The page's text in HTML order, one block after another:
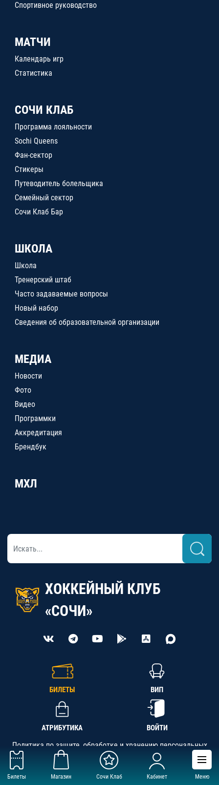
Билеты Магазин Сочи Клаб Кабинет Меню
Спортивное руководство
МАТЧИ
Календарь игр
Статистика
СОЧИ КЛАБ
Программа лояльности
Sochi Queens
Фан-сектор
Стикеры
Путеводитель болельщика
Семейный сектор
Сочи Клаб Бар
ШКОЛА
Школа
Тренерский штаб
Часто задаваемые вопросы
Новый набор
Сведения об образовательной организации
МЕДИА
Новости
Фото
Видео
Программки
Аккредитация
Брендбук
МХЛ
ХОККЕЙНЫЙ КЛУБ
«СОЧИ»
БИЛЕТЫ ВИП
АТРИБУТИКА ВОЙТИ
Политика по защите, обработке и хранению персональных
данных
АНО «СК «Кубань-Регион», ОГРН 1142300002349,